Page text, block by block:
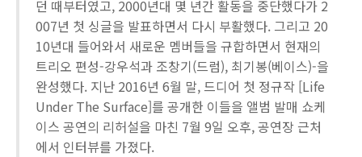
던 때부터였고, 2000년대 몇 년간 활동을 중단했다가 2
007년 첫 싱글을 발표하면서 다시 부활했다. 그리고 20
10년대 들어와서 새로운 멤버들을 규합하면서 현재의
트리오 편성-강우석과 조창기(드럼), 최기봉(베이스)-을
완성했다. 지난 2016년 6월 말, 드디어 첫 정규작 [Life
Under The Surface]를 공개한 이들을 앨범 발매 쇼케
이스 공연의 리허설을 마친 7월 9일 오후, 공연장 근처
에서 인터뷰를 가졌다.